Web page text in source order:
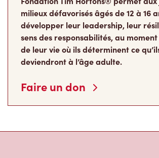
milieux défavorisés âgés de 12 à 16
développer leur leadership, leur
sens des responsabilités, au
de leur vie où ils déterminent ce
deviendront à l’âge adulte.
Faire un don